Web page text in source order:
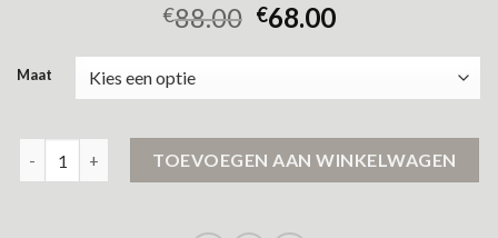
€88.00 €68.00
Maat
TOEVOEGEN AAN WINKELWAGEN